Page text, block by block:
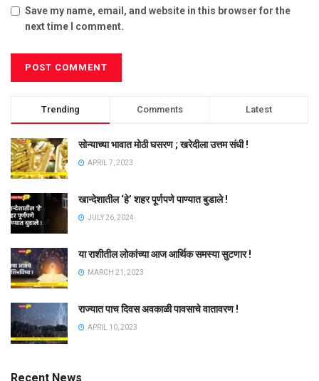
Save my name, email, and website in this browser for the
next time I comment.
Trending Comments Latest
सोन्याच्या भावात मोठी घसरण ; खरेदीला उत्तम संधी !
APRIL 7, 2023
खान्देशातील ‘हे’ शहर पूर्णपणे पाण्यात बुडाले !
JULY 26, 2024
या राशीतील लोकांच्या आज आर्थिक समस्या सुटणार !
MARCH 21, 2023
राज्यात पाच दिवस अवकाळी पावसाचे वातावरण !
APRIL 10, 2023
Recent News